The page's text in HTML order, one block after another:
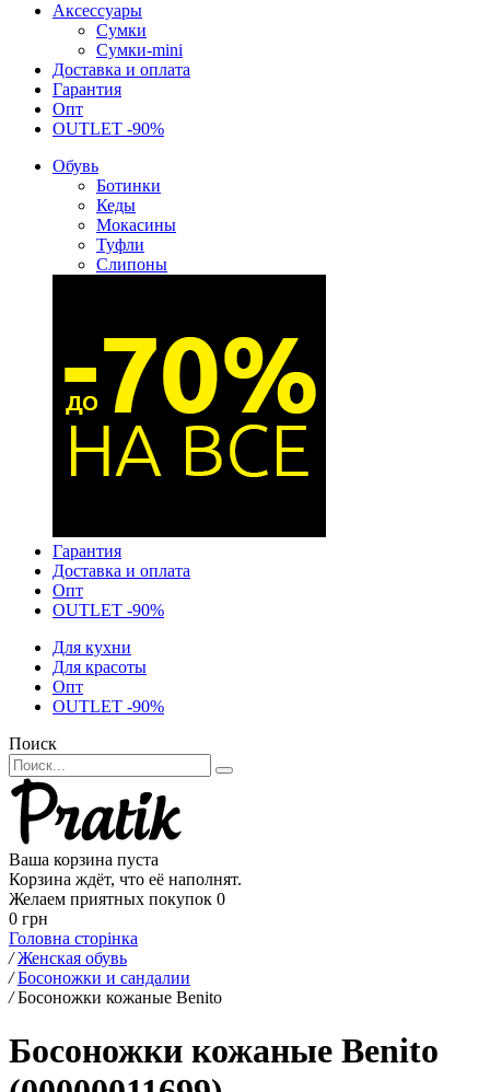
Аксессуары
Сумки
Сумки-mini
Доставка и оплата
Гарантия
Опт
OUTLET -90%
Обувь
Ботинки
Кеды
Мокасины
Туфли
Слипоны
Гарантия
Доставка и оплата
Опт
OUTLET -90%
Для кухни
Для красоты
Опт
OUTLET -90%
Поиск
Ваша корзина пуста
Корзина ждёт, что её наполнят.
Желаем приятных покупок 0
0 грн
Головна сторінка
/ Женская обувь
/ Босоножки и сандалии
/ Босоножки кожаные Benito
Босоножки кожаные Benito